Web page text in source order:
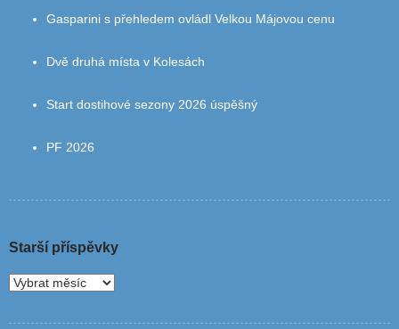
Gasparini s přehledem ovládl Velkou Májovou cenu
Dvě druhá místa v Kolesách
Start dostihové sezony 2026 úspěšný
PF 2026
Starší příspěvky